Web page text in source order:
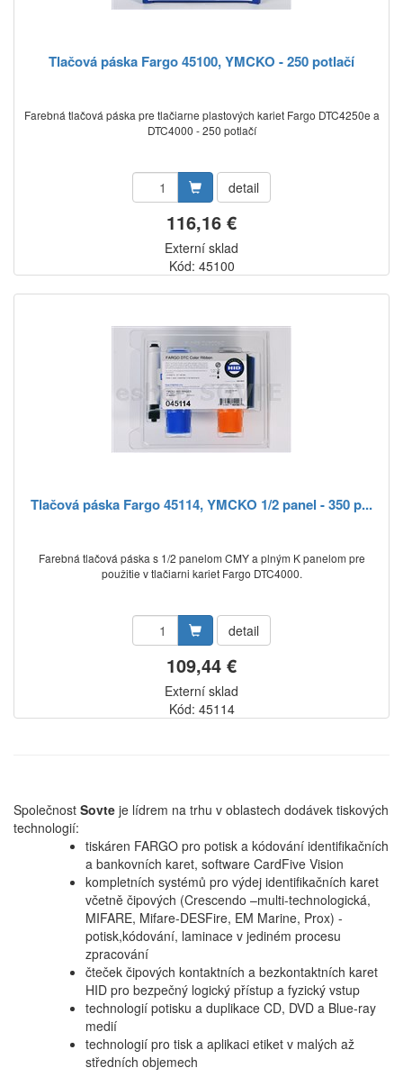
Tlačová páska Fargo 45100, YMCKO - 250 potlačí
Farebná tlačová páska pre tlačiarne plastových kariet Fargo DTC4250e a
DTC4000 - 250 potlačí
detail
116,16 €
Externí sklad
Kód: 45100
Tlačová páska Fargo 45114, YMCKO 1/2 panel - 350 p...
Farebná tlačová páska s 1/2 panelom CMY a plným K panelom pre
použitie v tlačiarni kariet Fargo DTC4000.
detail
109,44 €
Externí sklad
Kód: 45114
Společnost Sovte je lídrem na trhu v oblastech dodávek tiskových
technologií:
tiskáren FARGO pro potisk a kódování identifikačních
a bankovních karet, software CardFive Vision
kompletních systémů pro výdej identifikačních karet
včetně čipových (Crescendo –multi-technologická,
MIFARE, Mifare-DESFire, EM Marine, Prox) -
potisk,kódování, laminace v jediném procesu
zpracování
čteček čipových kontaktních a bezkontaktních karet
HID pro bezpečný logický přístup a fyzický vstup
technologií potisku a duplikace CD, DVD a Blue-ray
medií
technologií pro tisk a aplikaci etiket v malých až
středních objemech